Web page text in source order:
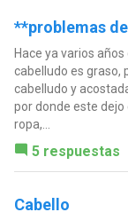
**problemas
Hace ya varios
cabelludo es graso,
cabelludo y
por donde este dejo
ropa,...
5 respuestas
Cabello